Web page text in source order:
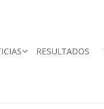
RESULTADOS